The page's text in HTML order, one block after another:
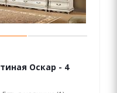
Оскар - 4